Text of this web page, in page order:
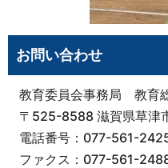
お問い合わせ
教育委員会事務局 教育
〒525-8588 滋賀県草津
電話番号：077-561-
ファクス：077-561-